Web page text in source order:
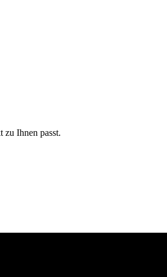
Ihnen passt.